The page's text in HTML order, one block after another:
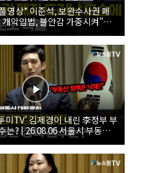
영상* 이준석, 보완수사권 폐
악입법, 불안감 가중시켜"｜
당 보완수사권 폐지 토론회
TV' 김제경이 내린 李정부 부
는? | 26.08.06 서울시 부동산